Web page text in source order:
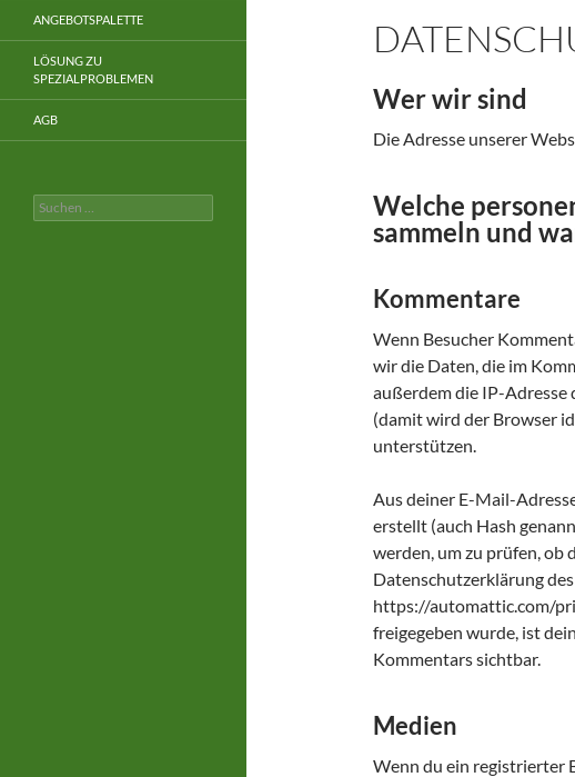
Wer wir sind
Die Adresse unserer
Welche
sammeln und
Kommentare
Wenn Besucher
wir die Daten, die im
außerdem die IP-Adresse
(damit wird der Browser
unterstützen.
Aus deiner E-Mail-
erstellt (auch Hash
werden, um zu prüfen, ob
Datenschutzerklärung
https://automattic.com/
freigegeben wurde, ist
Kommentars sichtbar.
Medien
Wenn du ein registrierter
ANGEBOTSPALETTE
LÖSUNG ZU
SPEZIALPROBLEMEN
AGB
Suchen
nach: